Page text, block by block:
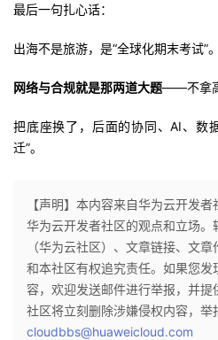
最后一句扎心话：
出海不是旅游，是“全球化期末考试”。
网络与合规就是那两道大题——不拿高
把底座换了，后面的协同、AI、数
迁”。
【声明】本内容来自华为云开发
华为云开发者社区的观点和立场
（华为云社区）、文章链接、文
和本社区有权追究责任。如果您
容，欢迎发送邮件进行举报，并
社区将立刻删除涉嫌侵权内容，举
cloudbbs@huaweicloud.com